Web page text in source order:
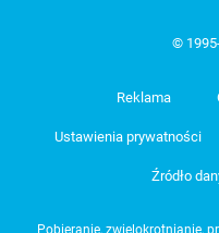
©
Reklama
Ustawienia prywatności
Źródło
Pobieranie, zwielokrotnianie,